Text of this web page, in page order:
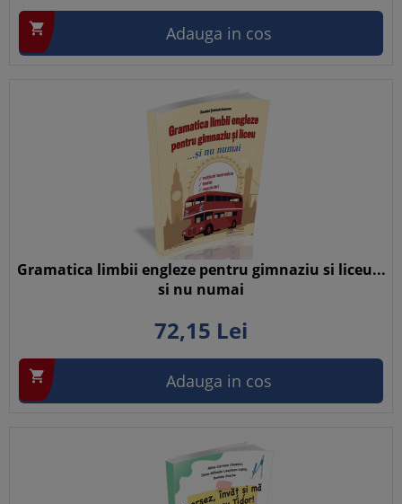
 Adauga in cos
Gramatica limbii engleze pentru gimnaziu si liceu...
si nu numai
72,15 Lei
 Adauga in cos